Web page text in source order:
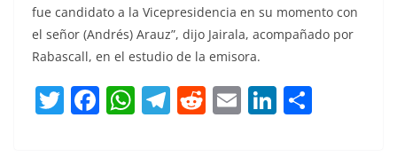
fue candidato a la Vicepresidencia en su momento con
el señor (Andrés) Arauz”, dijo Jairala, acompañado por
Rabascall, en el estudio de la emisora.
T F W T R E Li